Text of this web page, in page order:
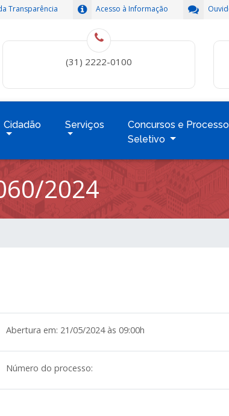
Acesso à Informação
Transparência
(31) 2222-0100
Cidadão Serviços
Concursos e Processo
Seletivo
2024
Abertura em: 21/05/2024 às 09:00h
Número do processo: